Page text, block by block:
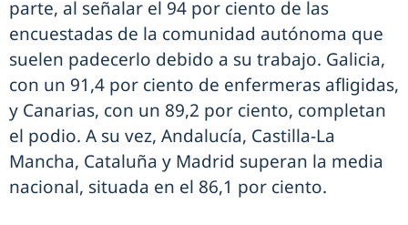
parte, al señalar el 94 por ciento de las
encuestadas de la comunidad autónoma que
suelen padecerlo debido a su trabajo. Galicia,
con un 91,4 por ciento de enfermeras afligidas,
y Canarias, con un 89,2 por ciento, completan
el podio. A su vez, Andalucía, Castilla-La
Mancha, Cataluña y Madrid superan la media
nacional, situada en el 86,1 por ciento.